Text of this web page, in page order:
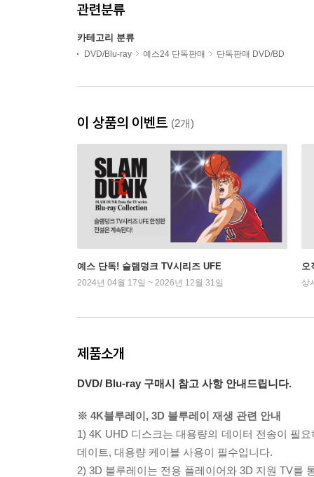
관련분류
카테고리 분류
DVD/Blu-ray 예스24 단독판매 단독판매 DVD/BD
이 상품의 이벤트 (2개)
예스 단독! 슬램덩크 TV시리즈 UFE
2024년 04월 17일 ~ 2026년 12월 31일
오
상
제품소개
DVD/ Blu-ray 구매시 참고 사항 안내드립니다.
※ 4K블루레이, 3D 블루레이 재생 관련 안내
1) 4K UHD 디스크는 대용량의 데이터 전송이 필
데이트, 대용량 케이블 사용이 필수입니다.
2) 3D 블루레이는 전용 플레이어와 3D 지원 TV를